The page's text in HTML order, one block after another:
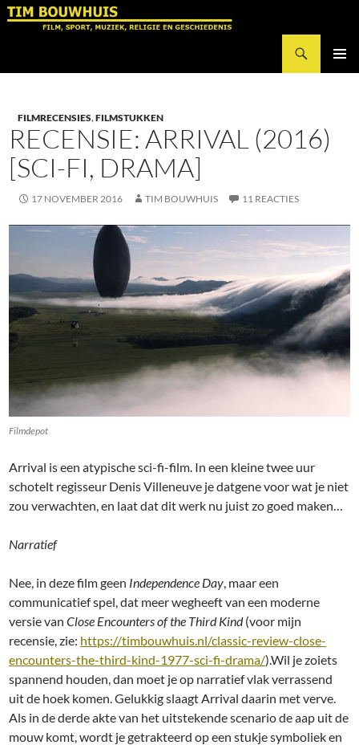
Ga
FILMRECENSIES,FILMSTUKKEN
RECENSIE: ARRIVAL (2016)
[SCI-FI, DRAMA]
17 NOVEMBER 2016 TIM BOUWHUIS 11 REACTIES
Filmdepot
Arrival is een atypische sci-fi-film. In een kleine twee uur
schotelt regisseur Denis Villeneuve je datgene voor wat je niet
zou verwachten, en laat dat dit werk nu juist zo goed maken…
Narratief
Nee, in deze film geen Independence Day, maar een
communicatief spel, dat meer wegheeft van een moderne
versie vanClose Encounters of the Third Kind(voor mijn
recensie, zie: https://timbouwhuis.nl/classic-review-close-
encounters-the-third-kind-1977-sci-fi-drama/).Wil je zoiets
spannend houden, dan moet je op narratief vlak verrassend
uit de hoek komen. Gelukkig slaagt Arrival daarin met verve.
Als in de derde akte van het uitstekende scenario de aap uit de
mouw komt, wordt je getrakteerd op een stukje symboliek en